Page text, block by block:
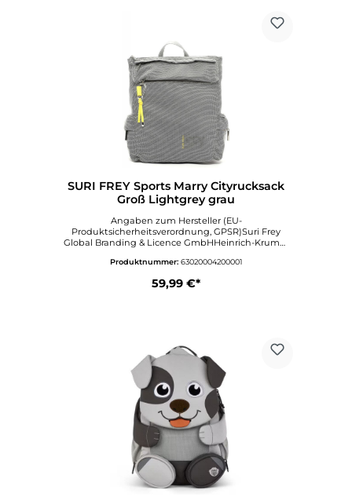
SURI FREY Sports Marry Cityrucksack
Groß Lightgrey grau
Angaben zum Hersteller (EU-
Produktsicherheitsverordnung, GPSR)Suri Frey
Global Branding & Licence GmbHHeinrich-Krumm
OFFENBACHDeutschlandinfo@surifrey.comwww.sur
Produktnummer: 63020004200001
59,99 €*